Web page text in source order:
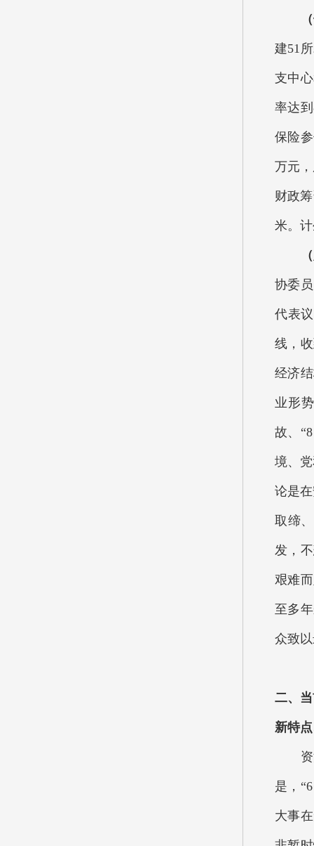
（七
建51
支中
率达
保险
万元
财政
米。
（八
协委
代表
线，
经济
业形
故、
境、
论是
取缔
发，
艰难
至多
众致
二、
新特
资源
是，
大事